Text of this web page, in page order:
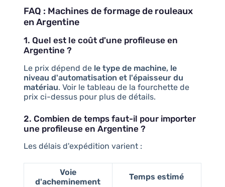
FAQ : Machines de formage de rouleaux
en Argentine
1. Quel est le coût d'une profileuse en
Argentine ?
Le prix dépend de le type de machine, le
niveau d'automatisation et l'épaisseur du
matériau. Voir le tableau de la fourchette de
prix ci-dessus pour plus de détails.
2. Combien de temps faut-il pour importer
une profileuse en Argentine ?
Les délais d'expédition varient :
Voie
d'acheminement
Temps estimé